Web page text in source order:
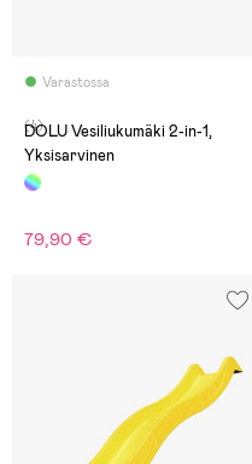
Varastossa
(4)
DOLU Vesiliukumäki 2-in-1,
Yksisarvinen
79,90 €